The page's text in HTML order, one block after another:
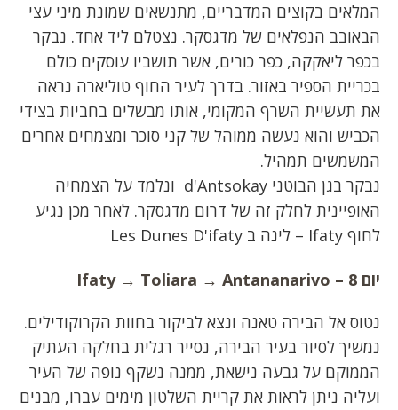
המלאים בקוצים המדבריים, מתנשאים שמונת מיני עצי
הבאובב הנפלאים של מדגסקר. נצטלם ליד אחד. נבקר
בכפר ליאקקה, כפר כורים, אשר תושביו עוסקים כולם
בכריית הספיר באזור. בדרך לעיר החוף טוליארה נראה
את תעשיית השרף המקומי, אותו מבשלים בחביות בצידי
הכביש והוא נעשה ממוהל של קני סוכר ומצמחים אחרים
המשמשים תמהיל.
נבקר בגן הבוטני d'Antsokay ונלמד על הצמחיה
האופיינית לחלק זה של דרום מדגסקר. לאחר מכן נגיע
לחוף Ifaty – לינה ב Les Dunes D'ifaty
יום 8 – Ifaty → Toliara → Antananarivo
נטוס אל הבירה טאנה ונצא לביקור בחוות הקרוקודילים.
נמשיך לסיור בעיר הבירה, נסייר רגלית בחלקה העתיק
הממוקם על גבעה נישאת, ממנה נשקף נופה של העיר
ועליה ניתן לראות את קריית השלטון מימים עברו, מבנים